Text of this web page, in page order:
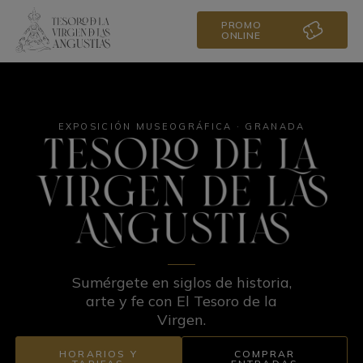
PROMO
ONLINE
EXPOSICIÓN MUSEOGRÁFICA · GRANADA
Sumérgete en siglos de historia,
arte y fe con El Tesoro de la
Virgen.
HORARIOS Y
COMPRAR